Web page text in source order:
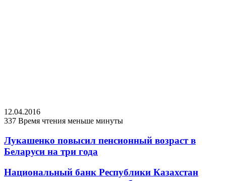
12.04.2016
337 Время чтения меньше минуты
Лукашенко повысил пенсионный возраст в
Беларуси на три года
Национальный банк Республики Казахстан